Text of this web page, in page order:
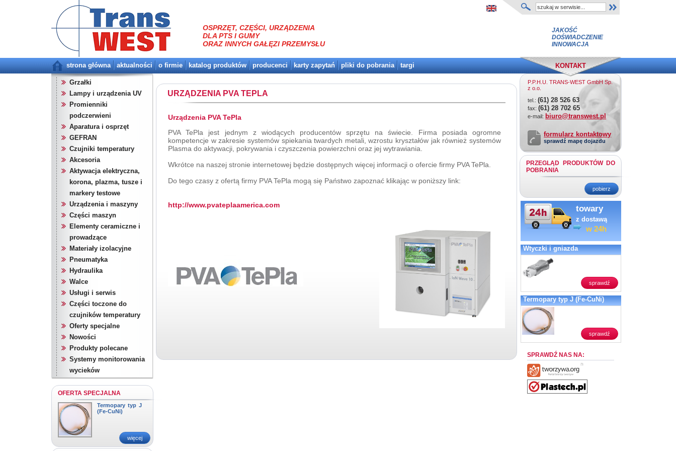
OSPRZĘT, CZĘŚCI, URZĄDZENIA
DLA PTS I GUMY
ORAZ INNYCH GAŁĘZI PRZEMYSŁU
JAKOŚĆ
DOŚWIADCZENIE
INNOWACJA
strona główna aktualności o firmie katalog produktów producenci karty zapytań pliki do pobrania targi
Grzałki
Lampy i urządzenia UV
Promienniki
podczerwieni
Aparatura i osprzęt
GEFRAN
Czujniki temperatury
Akcesoria
Aktywacja elektryczna,
korona, plazma, tusze i
markery testowe
Urządzenia i maszyny
Części maszyn
Elementy ceramiczne i
prowadzące
Materiały izolacyjne
Pneumatyka
Hydraulika
Walce
Usługi i serwis
Części toczone do
czujników temperatury
Oferty specjalne
Nowości
Produkty polecane
Systemy monitorowania
wycieków
OFERTA SPECJALNA
Termopary typ J
(Fe-CuNi)
więcej
URZĄDZENIA PVA TEPLA
Urządzenia PVA TePla
PVA TePla jest jednym z wiodących producentów sprzętu na świecie. Firma posiada ogromne
kompetencje w zakresie systemów spiekania twardych metali, wzrostu kryształów jak również systemów
Plasma do aktywacji, pokrywania i czyszczenia powierzchni oraz jej wytrawiania.
Wkrótce na naszej stronie internetowej będzie dostępnych więcej informacji o ofercie firmy PVA TePla.
Do tego czasy z ofertą firmy PVA TePla mogą się Państwo zapoznać klikając w poniższy link:
http://www.pvateplaamerica.com
KONTAKT
P.P.H.U. TRANS-WEST GmbH Sp.
z o.o.
tel.:(61) 28 526 63
fax:(61) 28 702 65
e-mail: biuro@transwest.pl
formularz kontaktowy
sprawdź mapę dojazdu
PRZEGLĄD PRODUKTÓW DO
POBRANIA
pobierz
towary
z dostawą
w 24h
Wtyczki i gniazda
sprawdź
Termopary typ J (Fe-CuNi)
sprawdź
SPRAWDŹ NAS NA: